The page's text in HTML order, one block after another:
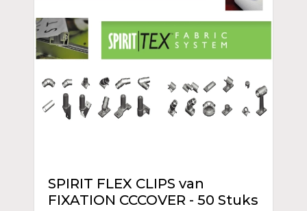
SPIRIT FLEX CLIPS van
FIXATION CCCOVER - 50 Stuks